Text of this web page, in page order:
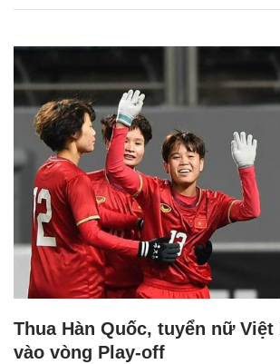
Thua Hàn Quốc, tuyển nữ Việt
vào vòng Play-off